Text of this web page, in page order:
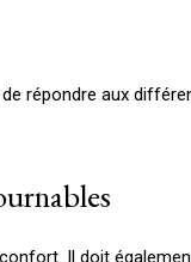
répondre aux
Il doit